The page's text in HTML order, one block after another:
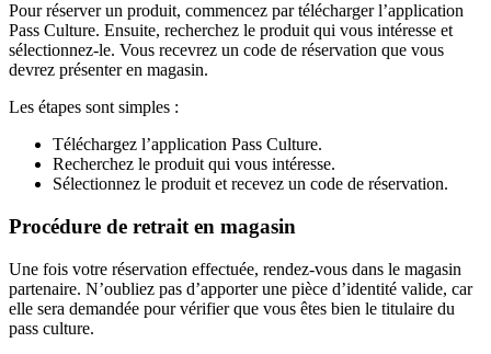
Pour réserver un produit, commencez par télécharger l’application
Pass Culture. Ensuite, recherchez le produit qui vous intéresse et
sélectionnez-le. Vous recevrez un code de réservation que vous
devrez présenter en magasin.
Les étapes sont simples :
Téléchargez l’application Pass Culture.
Recherchez le produit qui vous intéresse.
Sélectionnez le produit et recevez un code de réservation.
Procédure de retrait en magasin
Une fois votre réservation effectuée, rendez-vous dans le magasin
partenaire. N’oubliez pas d’apporter une pièce d’identité valide, car
elle sera demandée pour vérifier que vous êtes bien le titulaire du
pass culture.